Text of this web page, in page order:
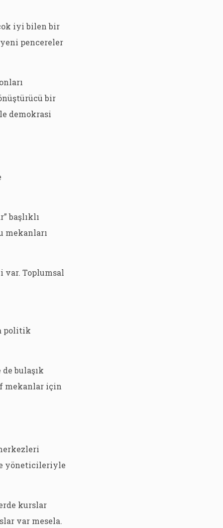
iyi bilen bir
pencereler
bir
demokrasi
başlıklı
mekanları
var. Toplumsal
politik
bulaşık
mekanlar için
yöneticileriyle
kurslar
var mesela.